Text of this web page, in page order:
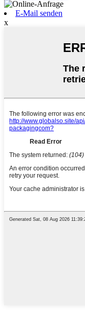
E-Mail senden
x